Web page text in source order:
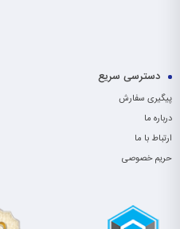
دسترسی سریع
پیگیری سفارش
درباره ما
ارتباط با ما
حریم خصوصی